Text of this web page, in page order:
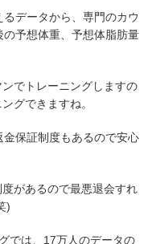
データから、専門のカウ
予想体重、予想体脂肪量
でトレーニングしますの
グできますね。
保証制度もあるので安心
があるので最悪退会すれ
)
では、17万人のデータの